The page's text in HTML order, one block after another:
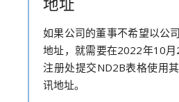
如果公司的董事不希望以公
地址，就需要在2022年10
注册处提交ND2B表格使用
讯地址。